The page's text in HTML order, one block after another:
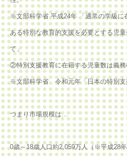
※文部科学省 平成24年 「通常の学級に
ある特別な教育的支援を必要とする児
て」
②特別支援教育に在籍する児童数は義
※文部科学省 令和元年「日本の特別支
つまり市場規模は…
0歳～18歳人口約2,059万人（※平成28